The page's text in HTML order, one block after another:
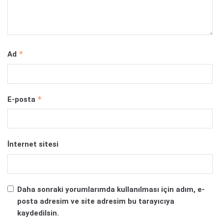
Ad *
E-posta *
İnternet sitesi
Daha sonraki yorumlarımda kullanılması için adım, e-
posta adresim ve site adresim bu tarayıcıya
kaydedilsin.